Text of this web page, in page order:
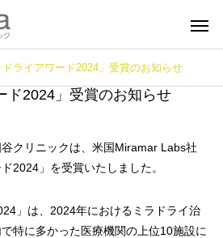
ドライアワード2024」受賞のお知らせ
ド2024」受賞のお知らせ
クリニックは、米国Miramar Labs社
2024」を受賞いたしました。
」は、2024年におけるミラドライ治
特に多かった医療機関の上位10施設に